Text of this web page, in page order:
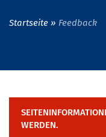
Startseite Feedback
WERDEN.